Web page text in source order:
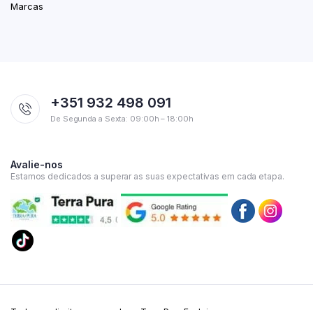
Marcas
+351 932 498 091
De Segunda a Sexta: 09:00h – 18:00h
Avalie-nos
Estamos dedicados a superar as suas expectativas em cada etapa.